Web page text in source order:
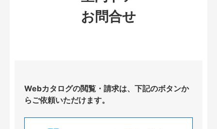
お問合せ
Webカタログの閲覧・請求は、下記のボタンか
らご依頼いただけます。